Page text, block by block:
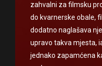
zahvalni za filmsku
do kvarnerske obale,
dodatno naglašava
upravo takva mjesta,
jednako zapamćena